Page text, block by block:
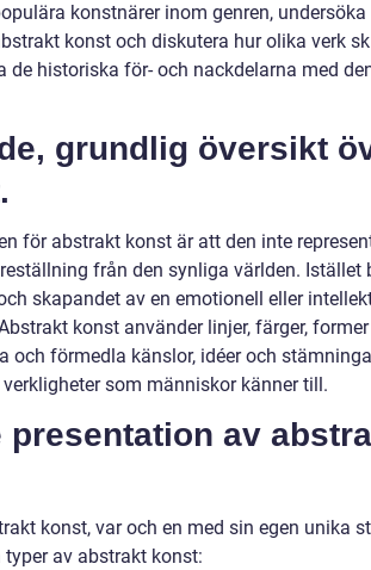
konstnärer inom genren, undersöka
konst och diskutera hur olika verk
historiska för- och nackdelarna med
grundlig översikt
för abstrakt konst är att den inte
från den synliga världen. Istället
skapandet av en emotionell eller
konst använder linjer, färger,
och förmedla känslor, idéer och
som människor känner till.
presentation av
konst, var och en med sin egen unika
av abstrakt konst: